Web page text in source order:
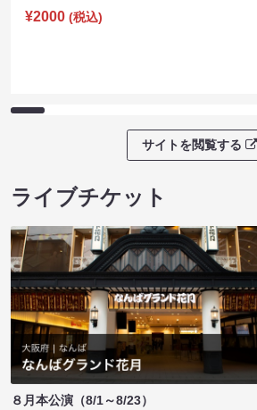
¥2000 (税込)
サイトを閲覧する
ライブチケット
８月本公演（8/1～8/23）